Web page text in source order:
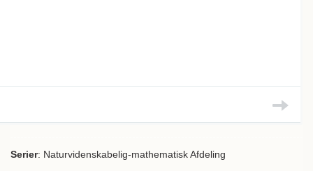
Serier: Naturvidenskabelig-mathematisk Afdeling